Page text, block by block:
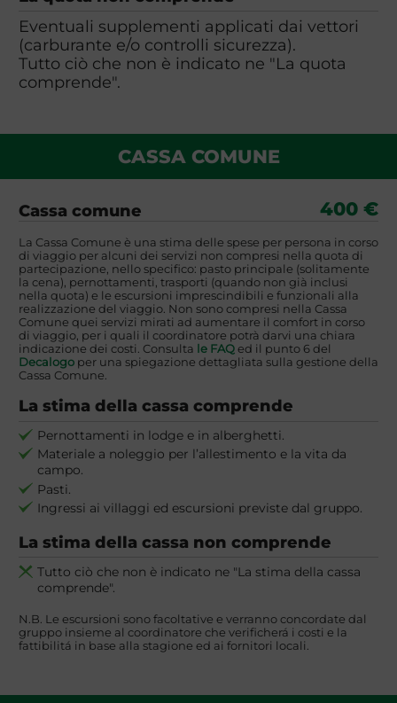
Eventuali supplementi applicati dai vettori
(carburante e/o controlli sicurezza).
Tutto ciò che non è indicato ne "La quota
comprende".
CASSA COMUNE
Cassa comune 400 €
La Cassa Comune è una stima delle spese per persona in corso
di viaggio per alcuni dei servizi non compresi nella quota di
partecipazione, nello specifico: pasto principale (solitamente
la cena), pernottamenti, trasporti (quando non già inclusi
nella quota) e le escursioni imprescindibili e funzionali alla
realizzazione del viaggio. Non sono compresi nella Cassa
Comune quei servizi mirati ad aumentare il comfort in corso
di viaggio, per i quali il coordinatore potrà darvi una chiara
indicazione dei costi. Consulta le FAQed il punto 6 del
Decalogoper una spiegazione dettagliata sulla gestione della
Cassa Comune.
La stima della cassa comprende
Pernottamenti in lodge e in alberghetti.
Materiale a noleggio per l’allestimento e la vita da
campo.
Pasti.
Ingressi ai villaggi ed escursioni previste dal gruppo.
La stima della cassa non comprende
Tutto ciò che non è indicato ne "La stima della cassa
comprende".
N.B. Le escursioni sono facoltative e verranno concordate dal
gruppo insieme al coordinatore che verificherá i costi e la
fattibilitá in base alla stagione ed ai fornitori locali.